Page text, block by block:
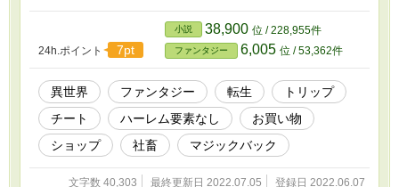
日は退職届けを出そう。 目指せ、快適異世界
生活。 ぽちぽち更新します。 作者、うっか
りなのでこれも買わないと！というのがあれば
教えて下さい。 脳内の空想を、つらつら書い
ているのでお目汚しな際はごめんなさい。
24h.ポイント 7pt
小説 38,900 位 / 228,955件
ファンタジー 6,005 位 / 53,362件
異世界 ファンタジー 転生
トリップ
チート
ハーレム要素なし
お買い物
ショップ
社畜 マジックバック
文字数 40,303 最終更新日 2022.07.05 登録日 2022.06.07